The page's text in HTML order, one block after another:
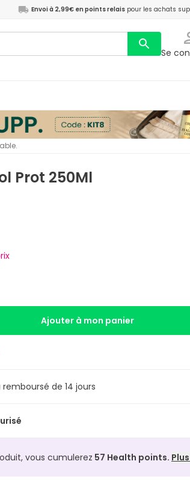
Envoi à 2,99€ en points relais pour les achats
Se
Prot 250Ml
Ajouter à mon panier
de 14 jours
vous cumulerez 57 Health points.